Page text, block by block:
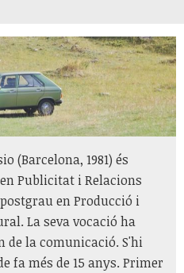
(Barcelona, 1981) és
Publicitat i Relacions
en Producció i
La seva vocació ha
de la comunicació. S'hi
fa més de 15 anys. Primer